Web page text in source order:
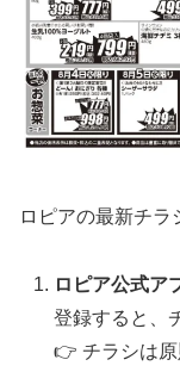
ロピアの最新チラ
ロピア公式ア
登録すると、
👉 チラシは原